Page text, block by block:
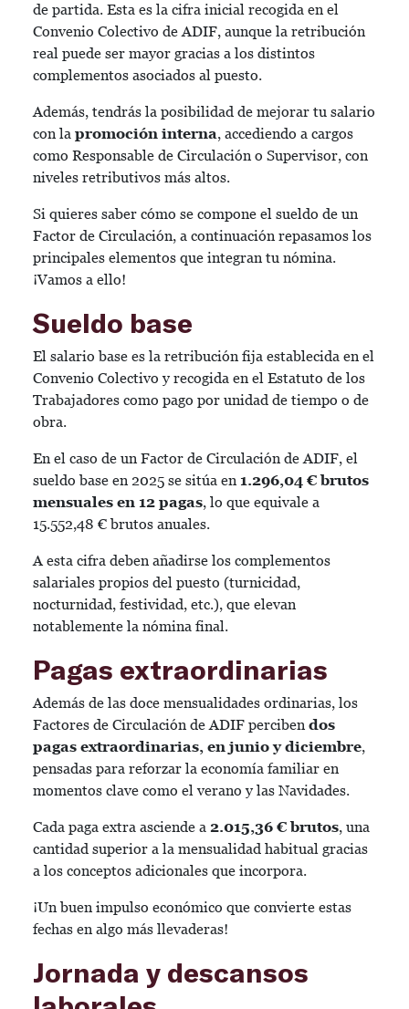
de partida. Esta es la cifra inicial recogida en el
Convenio Colectivo de ADIF, aunque la retribución
real puede ser mayor gracias a los distintos
complementos asociados al puesto.
Además, tendrás la posibilidad de mejorar tu salario
con la promoción interna, accediendo a cargos
como Responsable de Circulación o Supervisor, con
niveles retributivos más altos.
Si quieres saber cómo se compone el sueldo de un
Factor de Circulación, a continuación repasamos los
principales elementos que integran tu nómina.
¡Vamos a ello!
Sueldo base
El salario base es la retribución fija establecida en el
Convenio Colectivo y recogida en el Estatuto de los
Trabajadores como pago por unidad de tiempo o de
obra.
En el caso de un Factor de Circulación de ADIF, el
sueldo base en 2025 se sitúa en 1.296,04 € brutos
mensuales en 12 pagas, lo que equivale a
15.552,48 € brutos anuales.
A esta cifra deben añadirse los complementos
salariales propios del puesto (turnicidad,
nocturnidad, festividad, etc.), que elevan
notablemente la nómina final.
Pagas extraordinarias
Además de las doce mensualidades ordinarias, los
Factores de Circulación de ADIF perciben dos
pagas extraordinarias, en junio y diciembre,
pensadas para reforzar la economía familiar en
momentos clave como el verano y las Navidades.
Cada paga extra asciende a 2.015,36 € brutos, una
cantidad superior a la mensualidad habitual gracias
a los conceptos adicionales que incorpora.
¡Un buen impulso económico que convierte estas
fechas en algo más llevaderas!
Jornada y descansos